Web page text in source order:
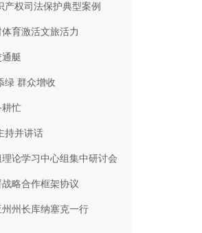
权司法保护典型案例
育激活文旅活力
艇
绿 群众增收
耕忙
持并讲话
论学习中心组集中研讨会
略合作框架协议
州长库纳塞克一行